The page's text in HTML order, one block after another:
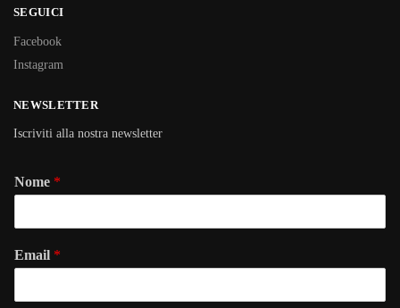
SEGUICI
Facebook
Instagram
NEWSLETTER
Iscriviti alla nostra newsletter
Nome *
Email *